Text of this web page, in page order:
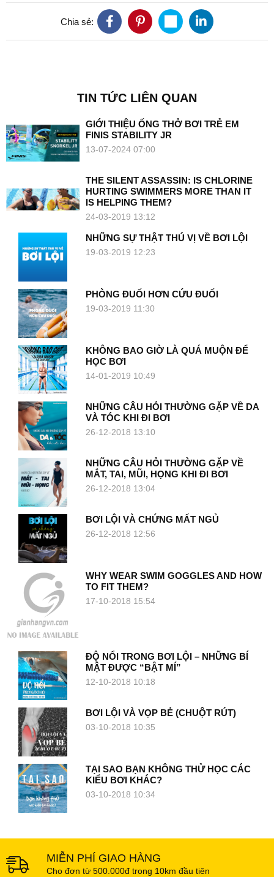
Chia sẻ:
TIN TỨC LIÊN QUAN
GIỚI THIỆU ỐNG THỞ BƠI TRẺ EM
FINIS STABILITY JR
13-07-2024 07:00
THE SILENT ASSASSIN: IS CHLORINE
HURTING SWIMMERS MORE THAN IT
IS HELPING THEM?
24-03-2019 13:12
NHỮNG SỰ THẬT THÚ VỊ VỀ BƠI LỘI
19-03-2019 12:23
PHÒNG ĐUỐI HƠN CỨU ĐUỐI
19-03-2019 11:30
KHÔNG BAO GIỜ LÀ QUÁ MUỘN ĐỂ
HỌC BƠI
14-01-2019 10:49
NHỮNG CÂU HỎI THƯỜNG GẶP VỀ DA
VÀ TÓC KHI ĐI BƠI
26-12-2018 13:10
NHỮNG CÂU HỎI THƯỜNG GẶP VỀ
MẮT, TAI, MŨI, HỌNG KHI ĐI BƠI
26-12-2018 13:04
BƠI LỘI VÀ CHỨNG MẤT NGỦ
26-12-2018 12:56
WHY WEAR SWIM GOGGLES AND HOW
TO FIT THEM?
17-10-2018 15:54
ĐỘ NỔI TRONG BƠI LỘI – NHỮNG BÍ
MẬT ĐƯỢC “BẬT MÍ”
12-10-2018 10:18
BƠI LỘI VÀ VỌP BẺ (CHUỘT RÚT)
03-10-2018 10:35
TẠI SAO BẠN KHÔNG THỬ HỌC CÁC
KIỂU BƠI KHÁC?
03-10-2018 10:34
MIỄN PHÍ GIAO HÀNG
Cho đơn từ 500.000đ trong 10km đầu tiên